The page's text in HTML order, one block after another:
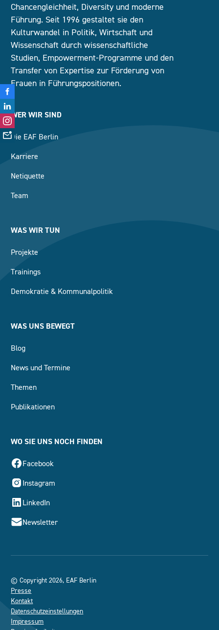
Chancengleichheit, Diversity und moderne
Führung. Seit 1996 gestaltet sie den
Kulturwandel in Politik, Wirtschaft und
Wissenschaft durch wissenschaftliche
Studien, Empowerment-Programme und den
Transfer von Expertise zur Förderung von
Frauen in Führungspositionen.
WER WIR SIND
Die EAF Berlin
Karriere
Netiquette
Team
WAS WIR TUN
Projekte
Trainings
Demokratie & Kommunalpolitik
WAS UNS BEWEGT
Blog
News und Termine
Themen
Publikationen
WO SIE UNS NOCH FINDEN
Facebook
Instagram
LinkedIn
Newsletter
© Copyright 2026, EAF Berlin
Presse
Kontakt
Datenschutzeinstellungen
Impressum